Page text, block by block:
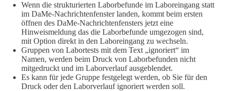
Wenn die strukturierten Laborbefunde im Laboreingang statt
im DaMe-Nachrichtenfenster landen, kommt beim ersten
öffnen des DaMe-Nachrichtenfensters jetzt eine
Hinweismeldung das die Laborbefunde umgezogen sind,
mit Option direkt in den Laboreingang zu wechseln.
Gruppen von Labortests mit dem Text „ignoriert“ im
Namen, werden beim Druck von Laborbefunden nicht
mitgedruckt und im Laborverlauf ausgeblendet.
Es kann für jede Gruppe festgelegt werden, ob Sie für den
Druck oder den Laborverlauf ignoriert werden soll.